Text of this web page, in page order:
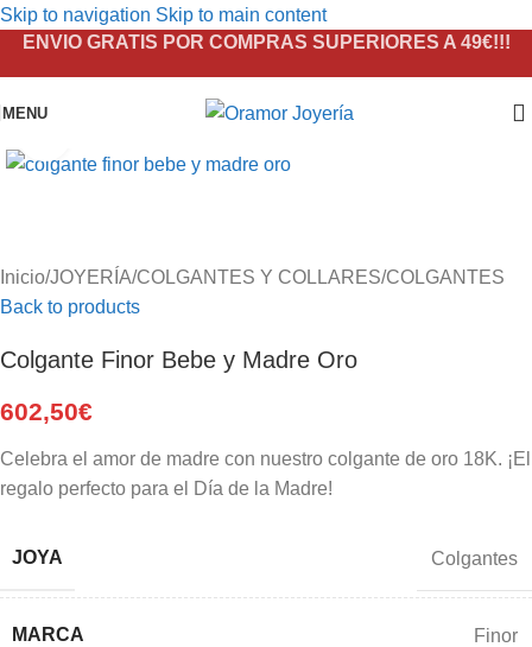
Skip to navigation Skip to main content
ENVIO GRATIS POR COMPRAS SUPERIORES A 49€!!!
MENU
Inicio/JOYERÍA/COLGANTES Y COLLARES/COLGANTES
Back to products
Colgante Finor Bebe y Madre Oro
602,50€
Celebra el amor de madre con nuestro colgante de oro 18K. ¡El
regalo perfecto para el Día de la Madre!
JOYA Colgantes
MARCA Finor